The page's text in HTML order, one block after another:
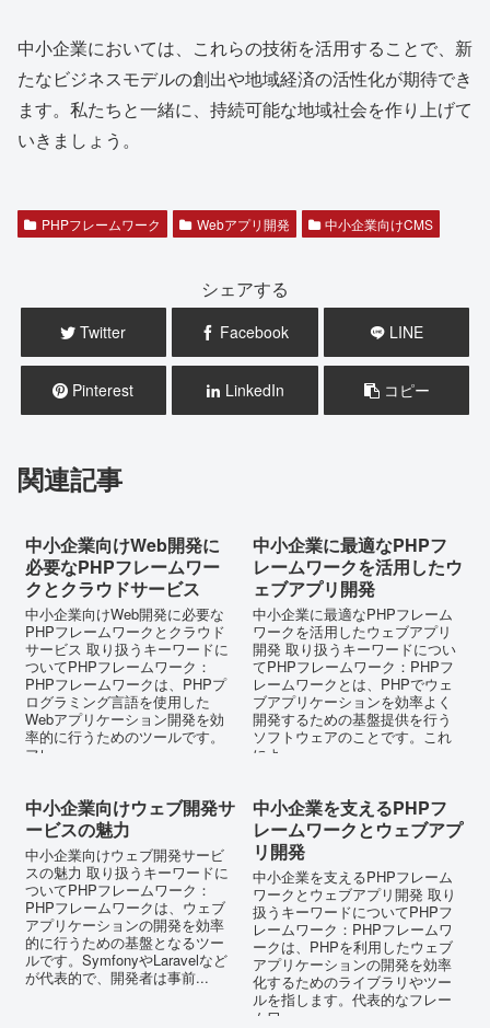
中小企業においては、これらの技術を活用することで、新
たなビジネスモデルの創出や地域経済の活性化が期待でき
ます。私たちと一緒に、持続可能な地域社会を作り上げて
いきましょう。
PHPフレームワーク Webアプリ開発 中小企業向けCMS
シェアする
Twitter Facebook LINE
Pinterest LinkedIn コピー
関連記事
中小企業向けWeb開発に
必要なPHPフレームワー
クとクラウドサービス
中小企業向けWeb開発に必要な
PHPフレームワークとクラウド
サービス 取り扱うキーワードに
ついてPHPフレームワーク：
PHPフレームワークは、PHPプ
ログラミング言語を使用した
Webアプリケーション開発を効
率的に行うためのツールです。
フレ...
中小企業に最適なPHPフ
レームワークを活用したウ
ェブアプリ開発
中小企業に最適なPHPフレーム
ワークを活用したウェブアプリ
開発 取り扱うキーワードについ
てPHPフレームワーク：PHPフ
レームワークとは、PHPでウェ
ブアプリケーションを効率よく
開発するための基盤提供を行う
ソフトウェアのことです。これ
によ...
中小企業向けウェブ開発サ
ービスの魅力
中小企業向けウェブ開発サービ
スの魅力 取り扱うキーワードに
ついてPHPフレームワーク：
PHPフレームワークは、ウェブ
アプリケーションの開発を効率
的に行うための基盤となるツー
ルです。SymfonyやLaravelなど
が代表的で、開発者は事前...
中小企業を支えるPHPフ
レームワークとウェブアプ
リ開発
中小企業を支えるPHPフレーム
ワークとウェブアプリ開発 取り
扱うキーワードについてPHPフ
レームワーク：PHPフレームワ
ークは、PHPを利用したウェブ
アプリケーションの開発を効率
化するためのライブラリやツー
ルを指します。代表的なフレー
ムワ...